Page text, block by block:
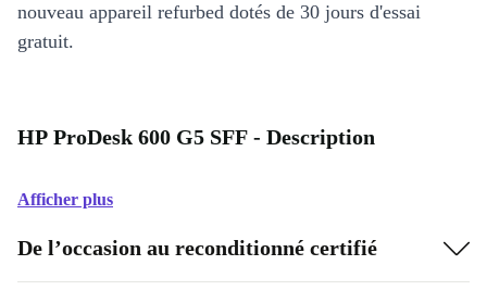
nouveau appareil refurbed dotés de 30 jours d'essai
gratuit.
HP ProDesk 600 G5 SFF - Description
Afficher plus
De l’occasion au reconditionné certifié